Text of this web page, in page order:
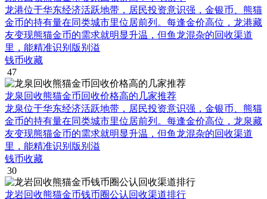
龙港位于华东经济活跃地带，居民投资意识强，金银币、熊猫
金币的持有量在同类城市里位居前列。每逢金价高位，龙港藏
友变现熊猫金币的需求就明显升温，但鱼龙混杂的回收渠道
里，能精准识别版别溢
钱币收藏
47
龙泉回收熊猫金币回收价格高的几家推荐
龙泉位于华东经济活跃地带，居民投资意识强，金银币、熊猫
金币的持有量在同类城市里位居前列。每逢金价高位，龙泉藏
友变现熊猫金币的需求就明显升温，但鱼龙混杂的回收渠道
里，能精准识别版别溢
钱币收藏
30
龙岩回收熊猫金币钱币圈公认回收渠道排行